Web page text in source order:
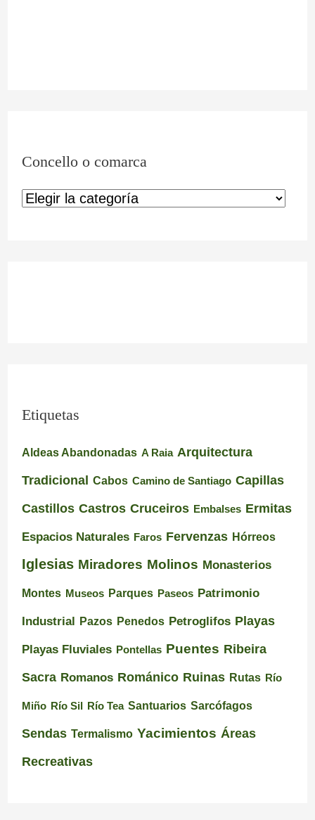
Concello o comarca
Etiquetas
Aldeas Abandonadas A Raia Arquitectura
Tradicional
Cabos Camino de Santiago Capillas
Castillos Castros Cruceiros Embalses Ermitas
Espacios Naturales Faros Fervenzas Hórreos
Iglesias Miradores Molinos Monasterios
Montes Museos Parques Paseos Patrimonio
Industrial Pazos Penedos Petroglifos Playas
Playas Fluviales Pontellas Puentes Ribeira
Sacra Romanos Románico Ruinas Rutas Río
Miño Río Sil Río Tea Santuarios Sarcófagos
Sendas Termalismo Yacimientos Áreas
Recreativas